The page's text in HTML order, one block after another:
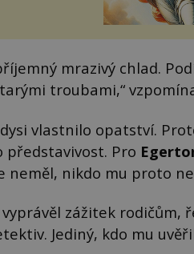
přesnému
mrazivý chlad.
troubami,“
vlastnilo opatství.
představivost. Pro
neměl, nikdo mu proto
zážitek
Jediný, kdo mu